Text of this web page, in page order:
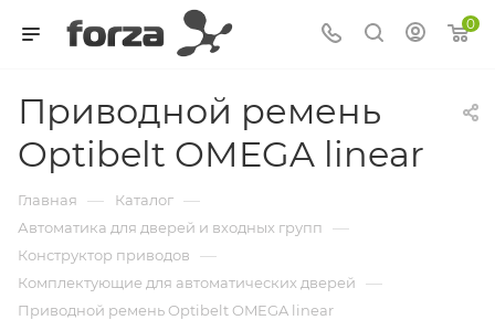
0
Приводной ремень
Optibelt OMEGA linear
Главная — Каталог —
Автоматика для дверей и входных групп —
Конструктор приводов —
Комплектующие для автоматических дверей —
Приводной ремень Optibelt OMEGA linear